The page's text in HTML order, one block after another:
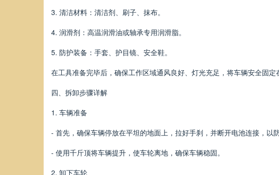
3. 清洁材料：清洁剂、刷子、抹布。
4. 润滑剂：高温润滑油或轴承专用润滑脂。
5. 防护装备：手套、护目镜、安全鞋。
在工具准备完毕后，确保工作区域通风良好、灯光充足，将车辆安全固
四、拆卸步骤详解
1. 车辆准备
- 首先，确保车辆停放在平坦的地面上，拉好手刹，并断开电池连接，以
- 使用千斤顶将车辆提升，使车轮离地，确保车辆稳固。
2. 卸下车轮